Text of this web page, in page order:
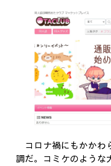
コロナ禍にもかかわ
調だ。コミケのような